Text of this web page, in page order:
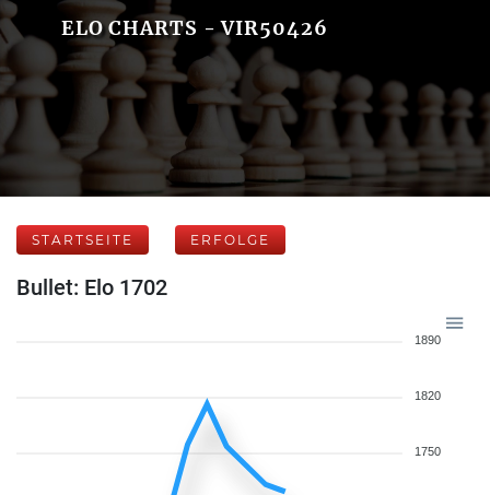
ELO CHARTS - VIR50426
STARTSEITE ERFOLGE
Bullet: Elo 1702
1890
1820
1750